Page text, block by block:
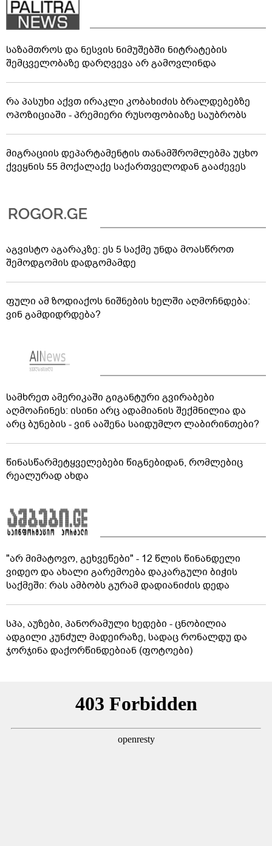
საზამთროს და ნესვის ნიმუშებში ნიტრატების
შემცველობაზე დარღვევა არ გამოვლინდა
რა პასუხი აქვთ ირაკლი კობახიძის ბრალდებებზე
ოპოზიციაში - პრემიერი რუსოფობიაზე საუბრობს
მიგრაციის დეპარტამენტის თანამშრომლებმა უცხო
ქვეყნის 55 მოქალაქე საქართველოდან გააძევეს
აგვისტო აგარაკზე: ეს 5 საქმე უნდა მოასწროთ
შემოდგომის დადგომამდე
ფული ამ ზოდიაქოს ნიშნების ხელში აღმოჩნდება:
ვინ გამდიდრდება?
სამხრეთ ამერიკაში გიგანტური გვირაბები
აღმოაჩინეს: ისინი არც ადამიანის შექმნილია და
არც ბუნების - ვინ ააშენა საიდუმლო ლაბირინთები?
წინასწარმეტყველებები წიგნებიდან, რომლებიც
რეალურად ახდა
"არ მიმატოვო, გეხვეწები" - 12 წლის წინანდელი
ვიდეო და ახალი გარემოება დაკარგული ბიჭის
საქმეში: რას ამბობს გურამ დადიანიძის დედა
სპა, აუზები, პანორამული ხედები - ცნობილია
ადგილი კუნძულ მადეირაზე, სადაც რონალდუ და
ჯორჯინა დაქორწინდებიან (ფოტოები)